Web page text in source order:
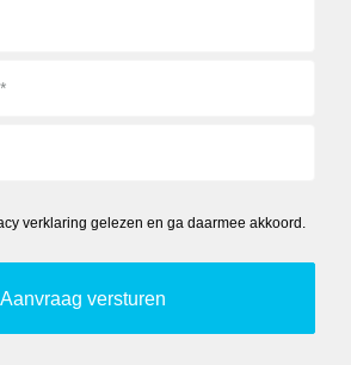
verklaring gelezen en ga daarmee akkoord.